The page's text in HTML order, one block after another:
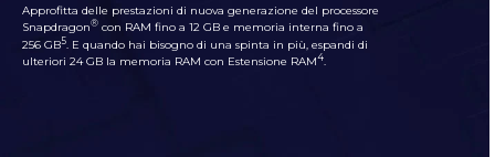
Approfitta delle prestazioni di nuova generazione del processore
Snapdragon® con RAM fino a 12 GB e memoria interna fino a
256 GB5. E quando hai bisogno di una spinta in più, espandi di
ulteriori 24 GB la memoria RAM con Estensione RAM4.